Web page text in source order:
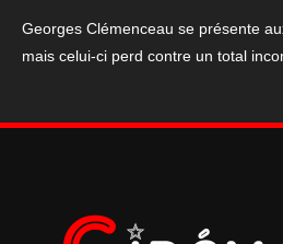
Tigre
120x160
Georges Clémenceau se présente
mais celui-ci perd contre un total